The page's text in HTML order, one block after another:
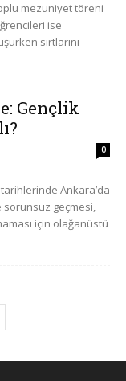
mezuniyet töreni
ise
sırtlarını
Gençlik
0
Ankara’da
sorunsuz geçmesi,
için olağanüstü